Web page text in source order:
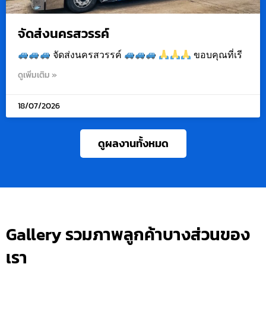
จัดส่งนครสวรรค์
จัดส่งนครสวรรค์ ขอบคุณที่เรี
ดูเพิ่มเติม »
18/07/2026
ดูผลงานทั้งหมด
Gallery รวมภาพลูกค้าบางส่วนของ
เรา